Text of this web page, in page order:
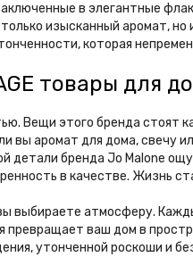
в элегантные
изысканный аромат,
которая
товары для
Вещи этого бренда стоят
вы аромат для дома, свечу
детали бренда Jo Malone
в качестве. Жизнь
выбираете атмосферу.
ваш дом в
утонченной роскоши и